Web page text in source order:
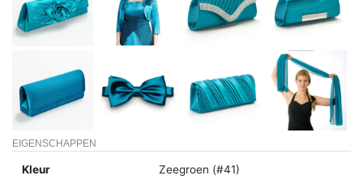
EIGENSCHAPPEN
Kleur Zeegroen (#41)